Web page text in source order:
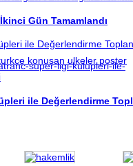
Gün Tamamlandı
super-ligi-kulupleri-ile-
ile Değerlendirme